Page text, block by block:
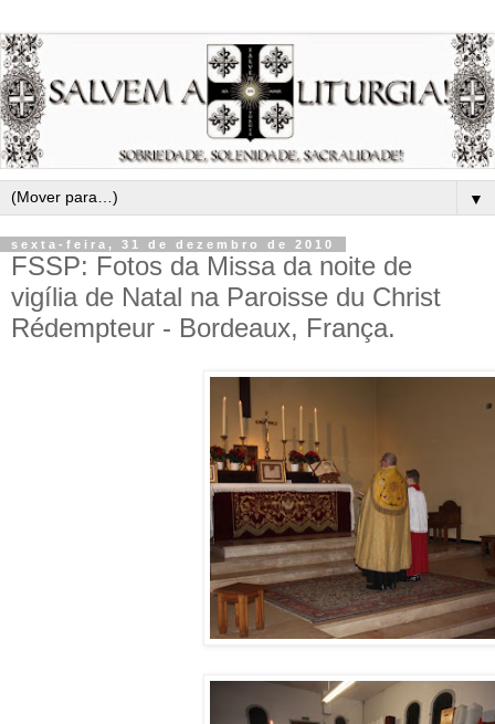
▼
sexta-feira, 31 de dezembro de 2010
FSSP: Fotos da Missa da noite de
vigília de Natal na Paroisse du Christ
Rédempteur - Bordeaux, França.